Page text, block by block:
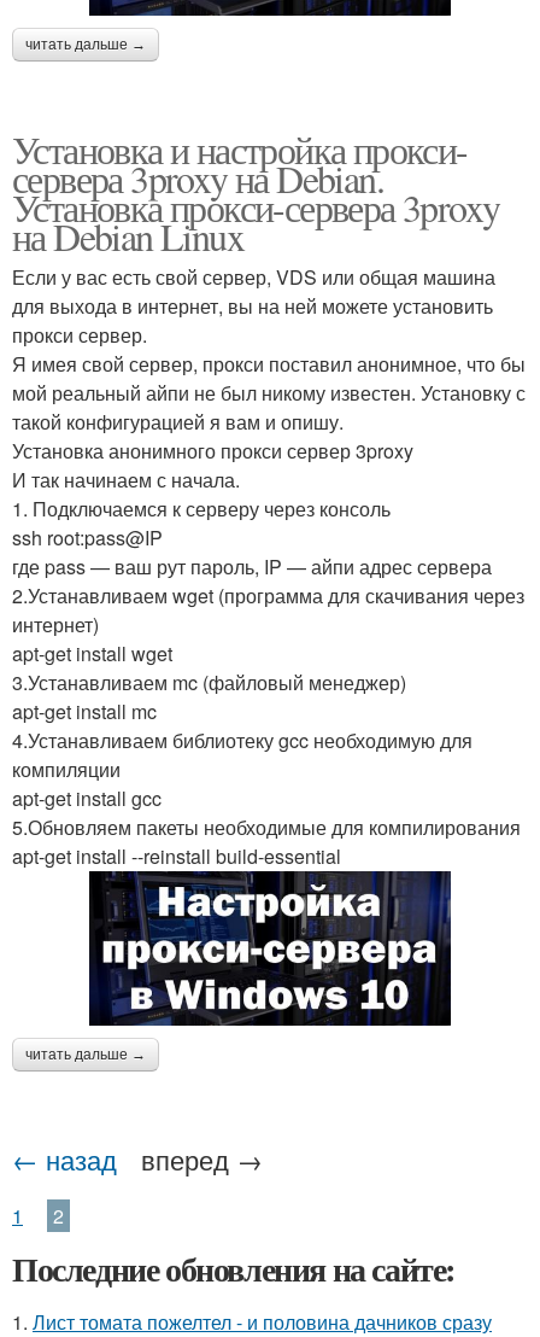
читать дальше →
Установка и настройка прокси-
сервера 3proxy на Debian.
Установка прокси-сервера 3proxy
на Debian Linux
Если у вас есть свой сервер, VDS или общая машина
для выхода в интернет, вы на ней можете установить
прокси сервер.
Я имея свой сервер, прокси поставил анонимное, что бы
мой реальный айпи не был никому известен. Установку с
такой конфигурацией я вам и опишу.
Установка анонимного прокси сервер 3proxy
И так начинаем с начала.
1. Подключаемся к серверу через консоль
ssh root:pass@IP
где pass — ваш рут пароль, IP — айпи адрес сервера
2.Устанавливаем wget (программа для скачивания через
интернет)
apt-get install wget
3.Устанавливаем mc (файловый менеджер)
apt-get install mc
4.Устанавливаем библиотеку gcc необходимую для
компиляции
apt-get install gcc
5.Обновляем пакеты необходимые для компилирования
apt-get install --reinstall build-essential
читать дальше →
← назад вперед →
1 2
Последние обновления на сайте:
1. Лист томата пожелтел - и половина дачников сразу